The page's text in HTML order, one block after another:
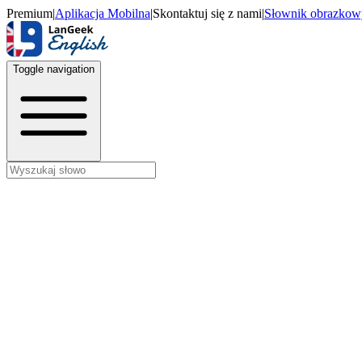
Premium|Aplikacja Mobilna|Skontaktuj się z nami|Słownik
Toggle navigation